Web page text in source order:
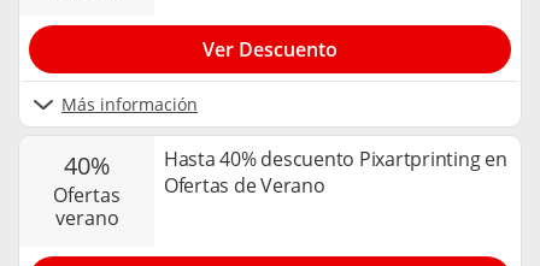
Más información
Ver Descuento
40%
ofertas
verano
Hasta 40% descuento Pixartprinting en
Ofertas de Verano